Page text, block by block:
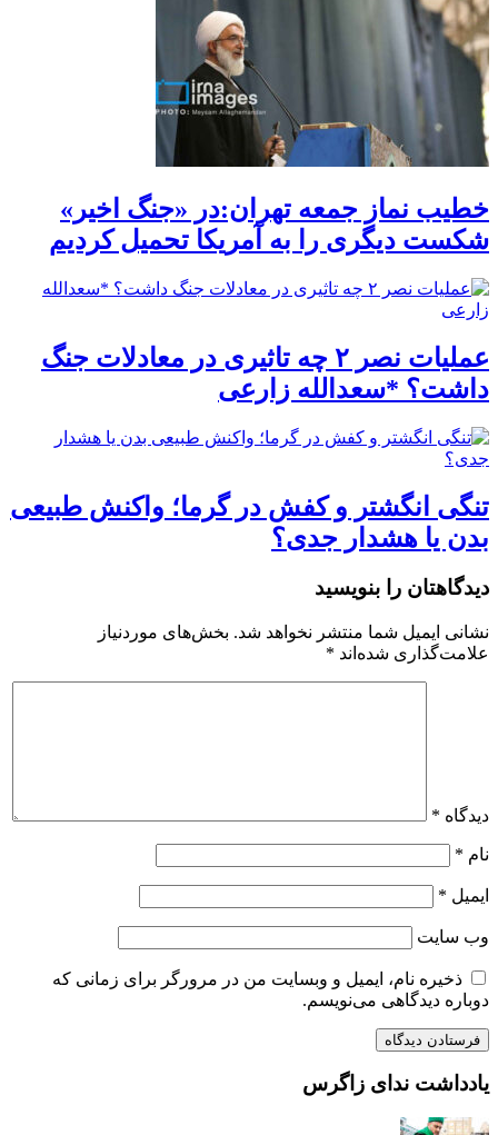
خطیب نماز جمعه تهران:در «جنگ اخیر»
شکست دیگری را به آمریکا تحمیل کردیم
عملیات نصر ۲ چه تاثیری در معادلات جنگ
داشت؟ *سعدالله زارعی
تنگی انگشتر و کفش در گرما؛ واکنش طبیعی
بدن یا هشدار جدی؟
دیدگاهتان را بنویسید
نشانی ایمیل شما منتشر نخواهد شد. بخش‌های موردنیاز
علامت‌گذاری شده‌اند *
دیدگاه *
نام *
ایمیل *
وب‌ سایت
ذخیره نام، ایمیل و وبسایت من در مرورگر برای زمانی که
دوباره دیدگاهی می‌نویسم.
یادداشت ندای زاگرس